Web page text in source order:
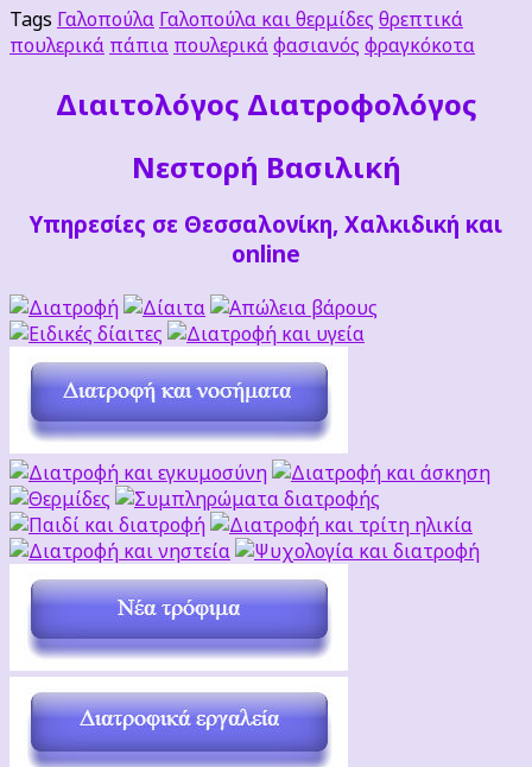
Tags Γαλοπούλα Γαλοπούλα και θερμίδες θρεπτικά
πουλερικά πάπια πουλερικάφασιανός φραγκόκοτα
Διαιτoλόγος Διατροφολόγος
Νεστορή Βασιλική
Υπηρεσίες σε Θεσσαλονίκη, Χαλκιδική και
online